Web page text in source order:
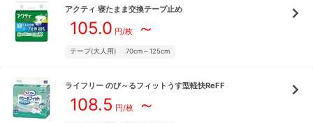
アクティ 寝たまま交換テープ止め
105.0 円/枚～
テープ(大人用) 70cm～125cm
ライフリー のび～るフィットうす型軽快ReFF
108.5 円/枚～